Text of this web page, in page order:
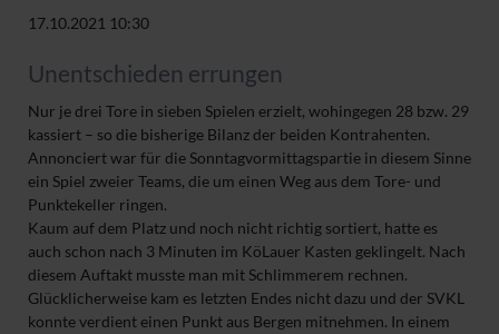
17.10.2021 10:30
Unentschieden errungen
Nur je drei Tore in sieben Spielen erzielt, wohingegen 28 bzw. 29
kassiert – so die bisherige Bilanz der beiden Kontrahenten.
Annonciert war für die Sonntagvormittagspartie in diesem Sinne
ein Spiel zweier Teams, die um einen Weg aus dem Tore- und
Punktekeller ringen.
Kaum auf dem Platz und noch nicht richtig sortiert, hatte es
auch schon nach 3 Minuten im KöLauer Kasten geklingelt. Nach
diesem Auftakt musste man mit Schlimmerem rechnen.
Glücklicherweise kam es letzten Endes nicht dazu und der SVKL
konnte verdient einen Punkt aus Bergen mitnehmen. In einem